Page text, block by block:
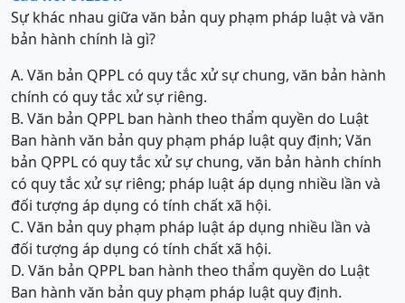
Sự khác nhau giữa văn bản quy phạm pháp luật và văn
bản hành chính là gì?
A. Văn bản QPPL có quy tắc xử sự chung, văn bản hành
chính có quy tắc xử sự riêng.
B. Văn bản QPPL ban hành theo thẩm quyền do Luật
Ban hành văn bản quy phạm pháp luật quy định; Văn
bản QPPL có quy tắc xử sự chung, văn bản hành chính
có quy tắc xử sự riêng; pháp luật áp dụng nhiều lần và
đối tượng áp dụng có tính chất xã hội.
C. Văn bản quy phạm pháp luật áp dụng nhiều lần và
đối tượng áp dụng có tính chất xã hội.
D. Văn bản QPPL ban hành theo thẩm quyền do Luật
Ban hành văn bản quy phạm pháp luật quy định.